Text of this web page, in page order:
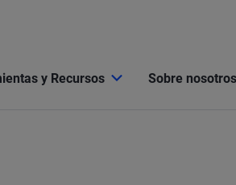
y Recursos Sobre nosotros